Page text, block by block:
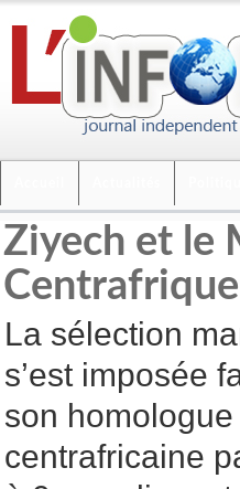
Ziyech et le
La sélection
s’est imposée
son homologue
centrafricaine